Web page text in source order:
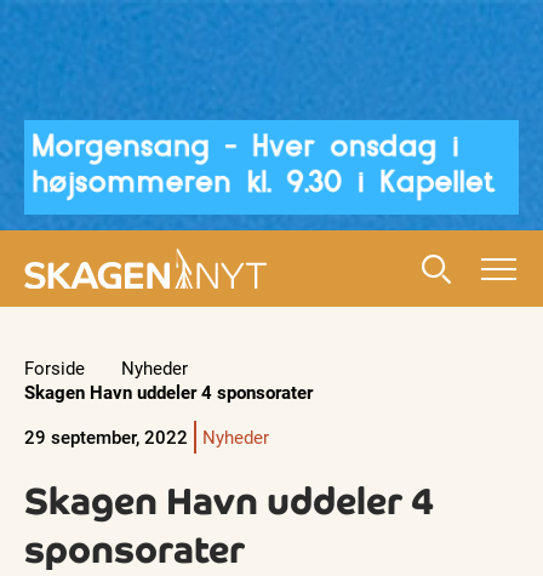
Forside
Nyheder
Skagen Havn uddeler 4 sponsorater
29 september, 2022
Nyheder
Skagen Havn uddeler 4
sponsorater